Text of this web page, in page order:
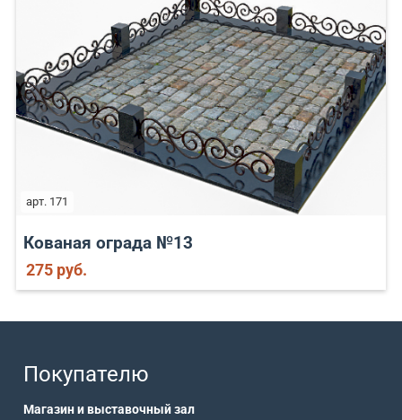
арт. 171
Кованая ограда №13
275 руб.
Покупателю
Магазин и выставочный зал